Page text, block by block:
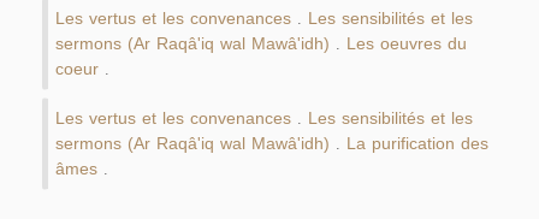
Les vertus et les convenances Les sensibilités et les
sermons (Ar Raqâ'iq wal Mawâ'idh) Les oeuvres du
coeur
Les vertus et les convenances Les sensibilités et les
sermons (Ar Raqâ'iq wal Mawâ'idh) La purification des
âmes